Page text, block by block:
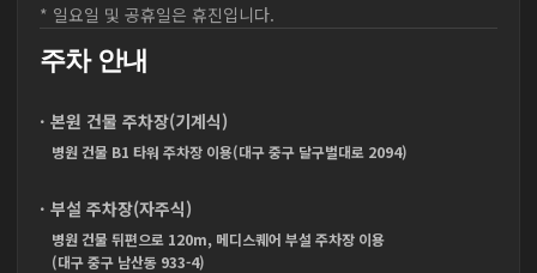
* 일요일 및 공휴일은 휴진입니다.
주차 안내
· 본원 건물 주차장(기계식)
병원 건물 B1 타워 주차장 이용(대구 중구 달구벌대로 2094)
· 부설 주차장(자주식)
병원 건물 뒤편으로 120m, 메디스퀘어 부설 주차장 이용
(대구 중구 남산동 933-4)